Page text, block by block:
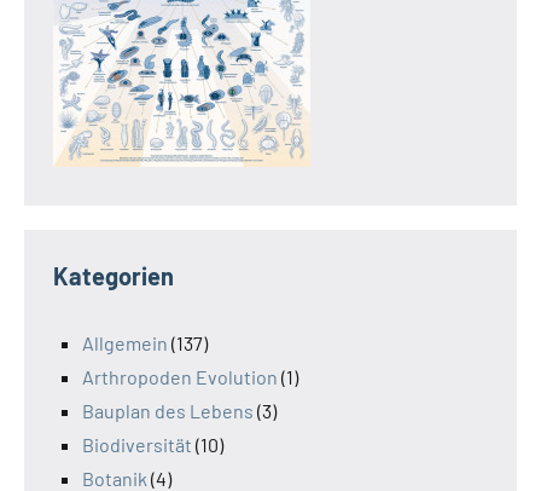
Kategorien
Allgemein (137)
Arthropoden Evolution (1)
Bauplan des Lebens (3)
Biodiversität (10)
Botanik (4)